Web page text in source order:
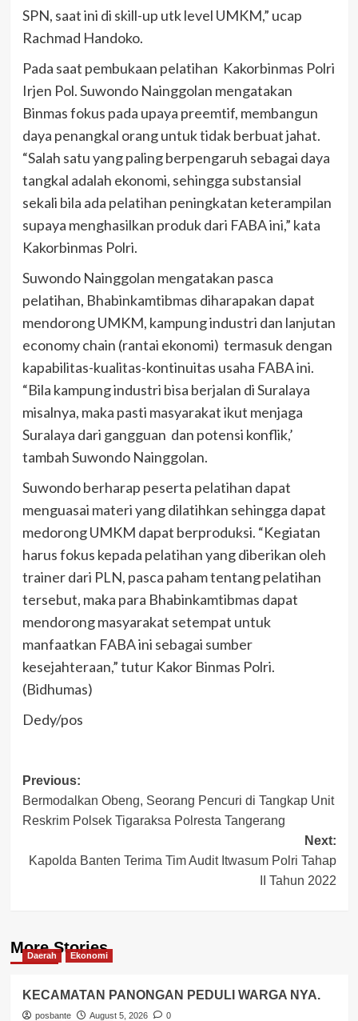
SPN, saat ini di skill-up utk level UMKM,” ucap
Rachmad Handoko.
Pada saat pembukaan pelatihan Kakorbinmas Polri
Irjen Pol. Suwondo Nainggolan mengatakan
Binmas fokus pada upaya preemtif, membangun
daya penangkal orang untuk tidak berbuat jahat.
“Salah satu yang paling berpengaruh sebagai daya
tangkal adalah ekonomi, sehingga substansial
sekali bila ada pelatihan peningkatan keterampilan
supaya menghasilkan produk dari FABA ini,” kata
Kakorbinmas Polri.
Suwondo Nainggolan mengatakan pasca
pelatihan, Bhabinkamtibmas diharapakan dapat
mendorong UMKM, kampung industri dan lanjutan
economy chain (rantai ekonomi) termasuk dengan
kapabilitas-kualitas-kontinuitas usaha FABA ini.
“Bila kampung industri bisa berjalan di Suralaya
misalnya, maka pasti masyarakat ikut menjaga
Suralaya dari gangguan dan potensi konflik,’
tambah Suwondo Nainggolan.
Suwondo berharap peserta pelatihan dapat
menguasai materi yang dilatihkan sehingga dapat
medorong UMKM dapat berproduksi. “Kegiatan
harus fokus kepada pelatihan yang diberikan oleh
trainer dari PLN, pasca paham tentang pelatihan
tersebut, maka para Bhabinkamtibmas dapat
mendorong masyarakat setempat untuk
manfaatkan FABA ini sebagai sumber
kesejahteraan,” tutur Kakor Binmas Polri.
(Bidhumas)
Dedy/pos
Post
navigation
Previous:
Bermodalkan Obeng, Seorang Pencuri di Tangkap Unit
Reskrim Polsek Tigaraksa Polresta Tangerang
Next:
Kapolda Banten Terima Tim Audit Itwasum Polri Tahap
II Tahun 2022
More Stories
Daerah Ekonomi
KECAMATAN PANONGAN PEDULI WARGA NYA.
posbante August 5, 2026
0